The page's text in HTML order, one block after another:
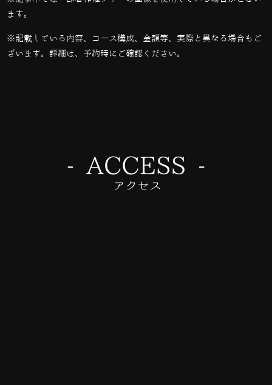
ます。
※記載している内容、コース構成、金額等、実際と異なる場合もご
ざいます。詳細は、予約時にご確認ください。